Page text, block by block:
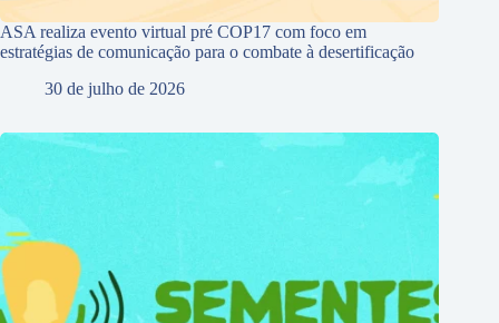
ASA realiza evento virtual pré COP17 com foco em
estratégias de comunicação para o combate à desertificação
30 de julho de 2026